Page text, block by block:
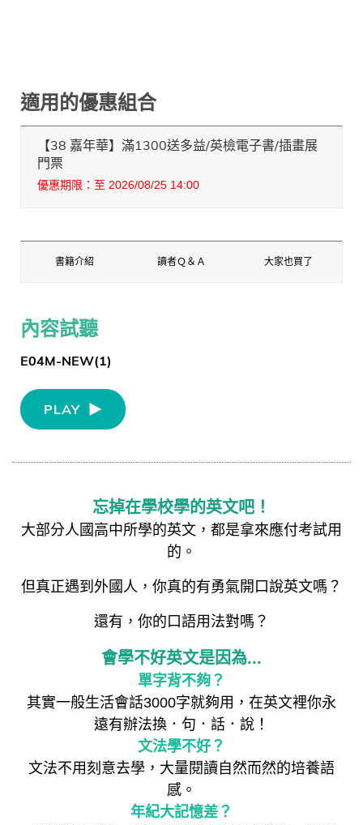
適用的優惠組合
【38 嘉年華】滿1300送多益/英檢電子書/插畫展
門票
優惠期限：至 2026/08/25 14:00
書籍介紹 讀者Ｑ＆Ａ 大家也買了
內容試聽
E04M-NEW(1)
PLAY
忘掉在學校學的英文吧！
大部分人國高中所學的英文，都是拿來應付考試用
的。
但真正遇到外國人，你真的有勇氣開口說英文嗎？
還有，你的口語用法對嗎？
會學不好英文是因為...
單字背不夠？
其實一般生活會話3000字就夠用，在英文裡你永
遠有辦法換．句．話．說！
文法學不好？
文法不用刻意去學，大量閱讀自然而然的培養語
感。
年紀大記憶差？